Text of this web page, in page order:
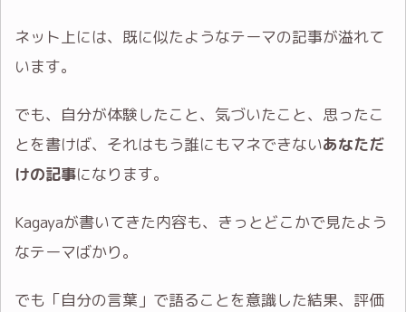
ネット上には、既に似たようなテーマの記事が溢れて
います。
でも、自分が体験したこと、気づいたこと、思ったこ
とを書けば、それはもう誰にもマネできないあなただ
けの記事になります。
Kagayaが書いてきた内容も、きっとどこかで見たよう
なテーマばかり。
でも「自分の言葉」で語ることを意識した結果、評価